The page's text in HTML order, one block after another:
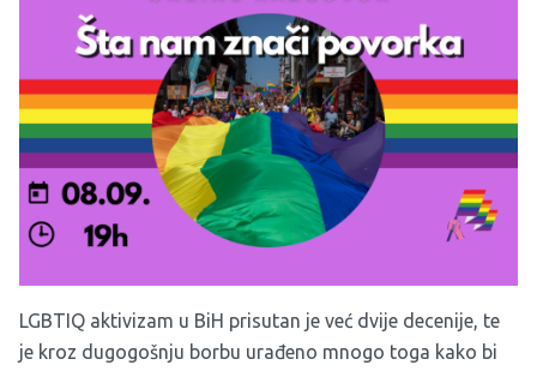
LGBTIQ aktivizam u BiH prisutan je već dvije decenije, te
je kroz dugogošnju borbu urađeno mnogo toga kako bi